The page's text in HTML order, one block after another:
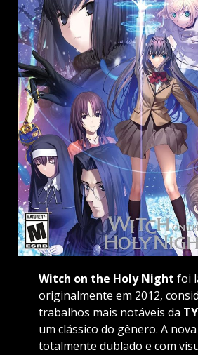
Witch on the Holy Night foi
originalmente em 2012,
trabalhos mais notáveis da
um clássico do gênero. A
totalmente dublado e com